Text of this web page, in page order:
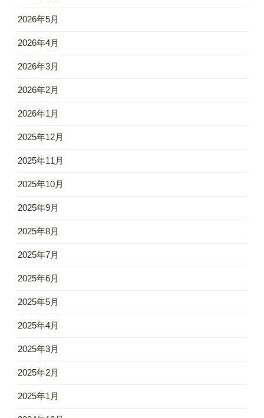
2026年5月
2026年4月
2026年3月
2026年2月
2026年1月
2025年12月
2025年11月
2025年10月
2025年9月
2025年8月
2025年7月
2025年6月
2025年5月
2025年4月
2025年3月
2025年2月
2025年1月